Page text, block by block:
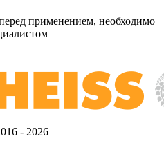
применением, необходимо
- 2026